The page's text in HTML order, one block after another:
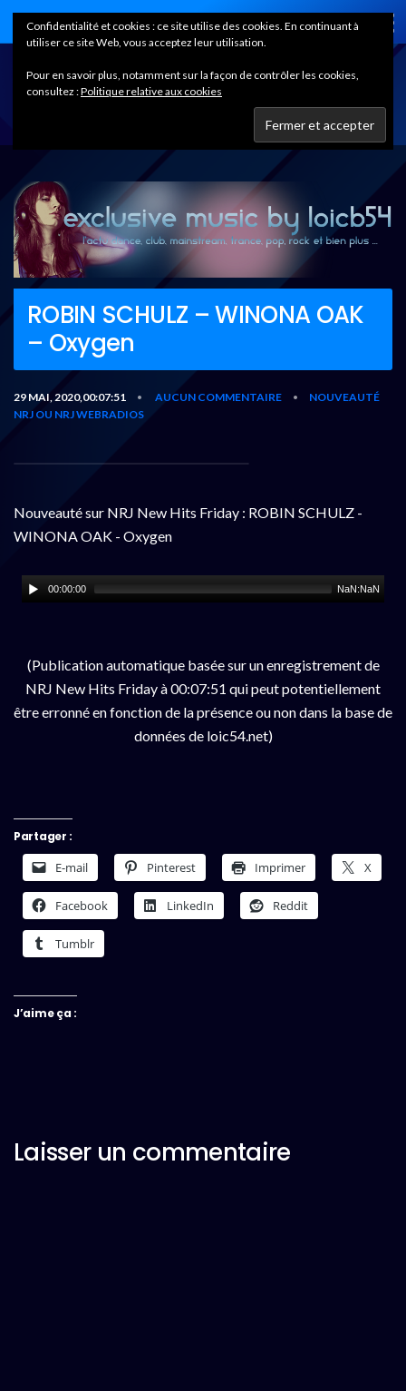
Home
ROBIN SCHULZ – WINONA OAK
– Oxygen
29 MAI, 2020,00:07:51 • AUCUN COMMENTAIRE •
NOUVEAUTÉ
NRJ OU NRJ WEBRADIOS
Nouveauté sur NRJ New Hits Friday : ROBIN SCHULZ -
WINONA OAK - Oxygen
00:00:00 NaN:NaN
(Publication automatique basée sur un enregistrement de
NRJ New Hits Friday à 00:07:51 qui peut potentiellement
être erronné en fonction de la présence ou non dans la base de
données de loic54.net)
Partager :
E-mail Pinterest Imprimer X
Facebook LinkedIn Reddit
Tumblr
J’aime ça :
Laisser un commentaire
Confidentialité et cookies : ce site utilise des cookies. En continuant à
utiliser ce site Web, vous acceptez leur utilisation.
Pour en savoir plus, notamment sur la façon de contrôler les cookies,
consultez :Politique relative aux cookies